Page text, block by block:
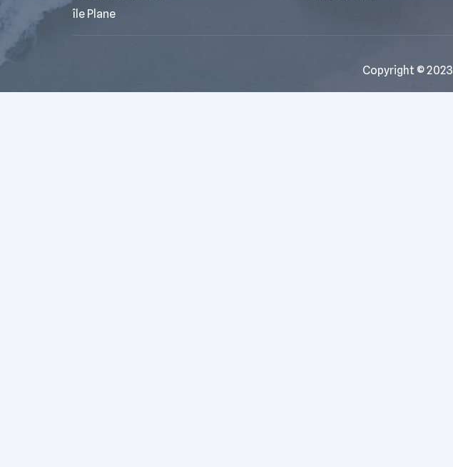
île Plane
Copyright © 2023